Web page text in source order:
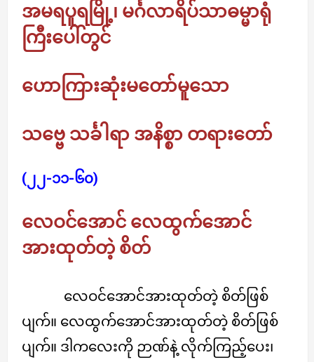
အမရပူရမြို့၊ မင်္ဂလာရိပ်သာဓမ္မာရုံ
ကြီးပေါ်တွင်
ဟောကြားဆုံးမတော်မူသော
သဗ္ဗေ သင်္ခါရာ အနိစ္စာ တရားတော်
(၂၂-၁၁-၆၀)
လေဝင်အောင် လေထွက်အောင်
အားထုတ်တဲ့ စိတ်
လေဝင်အောင်အားထုတ်တဲ့ စိတ်ဖြစ်
ပျက်။ လေထွက်အောင်အားထုတ်တဲ့ စိတ်ဖြစ်
ပျက်။ ဒါကလေးကို ဉာဏ်နဲ့ လိုက်ကြည့်ပေး၊